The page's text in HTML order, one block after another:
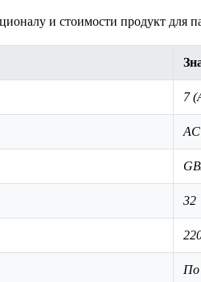
и стоимости продукт для
7
AC
32
По